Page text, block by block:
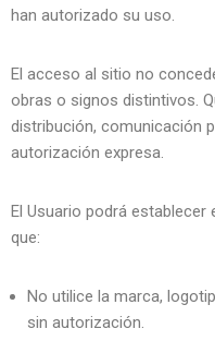
han autorizado su uso.
El acceso al sitio no
obras o signos distintivos.
distribución, comunicación
autorización expresa.
El Usuario podrá establecer
que:
No utilice la marca,
sin autorización.